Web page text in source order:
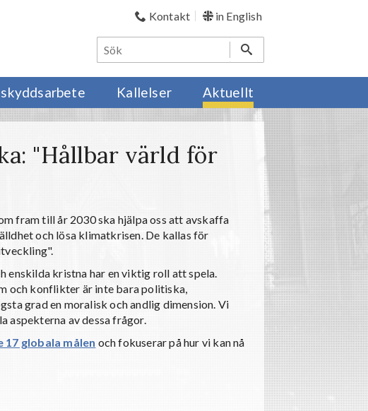
Kontakt in English
Kallelser Aktuellt
"Hållbar värld för
fram till år 2030 ska hjälpa oss att avskaffa
och lösa klimatkrisen. De kallas för
enskilda kristna har en viktig roll att spela.
och konflikter är inte bara politiska,
grad en moralisk och andlig dimension. Vi
aspekterna av dessa frågor.
17 globala målen och fokuserar på hur vi kan nå